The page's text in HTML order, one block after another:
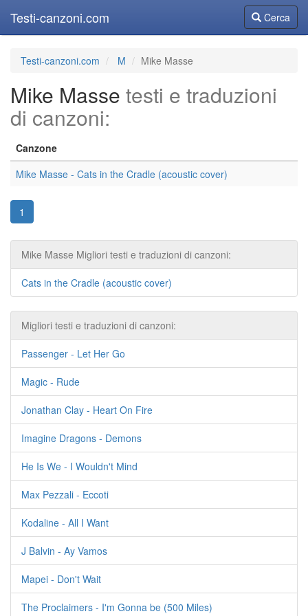
CercaCerca
Testi-canzoni.com
Testi-canzoni.com M Mike Masse
Mike Masse testi e traduzioni
di canzoni:
Canzone
Mike Masse - Cats in the Cradle (acoustic cover)
1
Mike Masse Migliori testi e traduzioni di canzoni:
Cats in the Cradle (acoustic cover)
Migliori testi e traduzioni di canzoni:
Passenger - Let Her Go
Magic - Rude
Jonathan Clay - Heart On Fire
Imagine Dragons - Demons
He Is We - I Wouldn't Mind
Max Pezzali - Eccoti
Kodaline - All I Want
J Balvin - Ay Vamos
Mapei - Don't Wait
The Proclaimers - I'm Gonna be (500 Miles)